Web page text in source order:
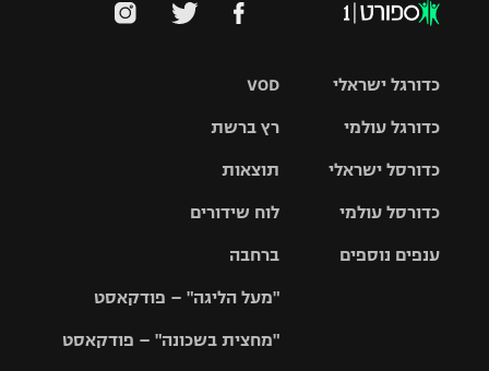
VOD
רץ ברשת
תוצאות
לוח שידורים
ברחבה
"מעל הליגה" – פודקאסט
"מחצית בשכונה" – פודקאסט
כדורגל ישראלי
גביע הטוטו
כדורגל עולמי
האלופות
ליגה
כדורסל ישראלי
סל
כדורסל עולמי
ענפים נוספים